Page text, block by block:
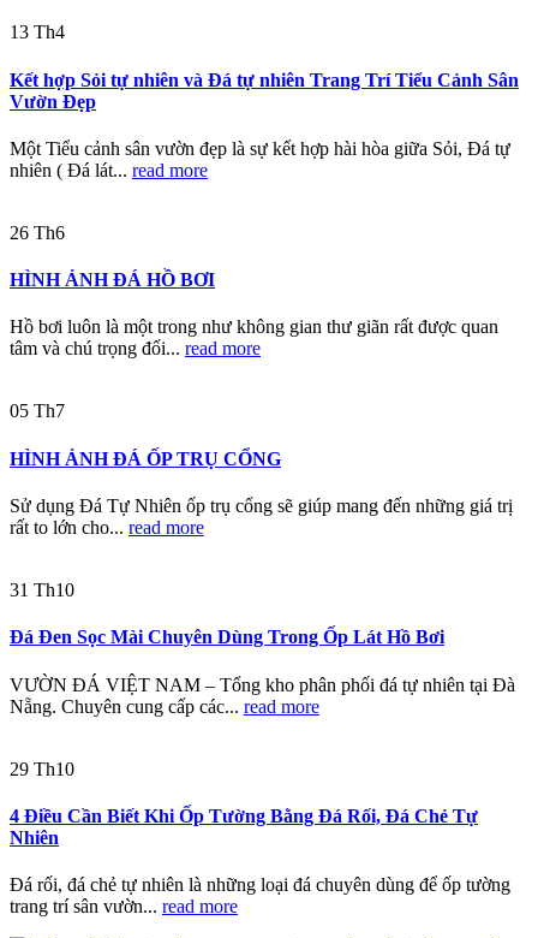
13 Th4
Kết hợp Sỏi tự nhiên và Đá tự nhiên Trang Trí Tiểu Cảnh Sân
Vườn Đẹp
Một Tiểu cảnh sân vườn đẹp là sự kết hợp hài hòa giữa Sỏi, Đá tự
nhiên ( Đá lát... read more
26 Th6
HÌNH ẢNH ĐÁ HỒ BƠI
Hồ bơi luôn là một trong như không gian thư giãn rất được quan
tâm và chú trọng đối... read more
05 Th7
HÌNH ẢNH ĐÁ ỐP TRỤ CỔNG
Sử dụng Đá Tự Nhiên ốp trụ cổng sẽ giúp mang đến những giá trị
rất to lớn cho... read more
31 Th10
Đá Đen Sọc Mài Chuyên Dùng Trong Ốp Lát Hồ Bơi
VƯỜN ĐÁ VIỆT NAM – Tổng kho phân phối đá tự nhiên tại Đà
Nẵng. Chuyên cung cấp các... read more
29 Th10
4 Điều Cần Biết Khi Ốp Tường Bằng Đá Rối, Đá Chẻ Tự
Nhiên
Đá rối, đá chẻ tự nhiên là những loại đá chuyên dùng để ốp tường
trang trí sân vườn... read more